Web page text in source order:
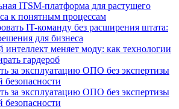
ITSM-платформа для растущего
к понятным процессам
IT-команду без расширения штата:
для бизнеса
интеллект меняет моду: как технологии
гардероб
за эксплуатацию ОПО без экспертизы
за эксплуатацию ОПО без экспертизы